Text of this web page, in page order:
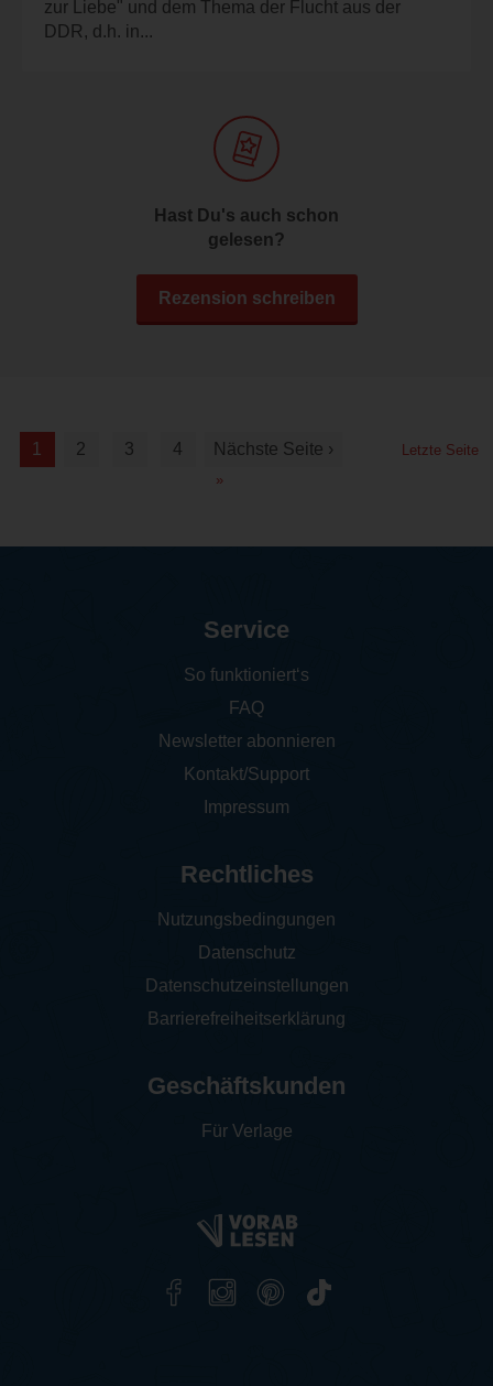
zur Liebe" und dem Thema der Flucht aus der
DDR, d.h. in...
Hast Du's auch schon
gelesen?
Rezension schreiben
1 2 3 4 Nächste Seite ›
Letzte Seite
»
Service
So funktioniert‘s
FAQ
Newsletter abonnieren
Kontakt/Support
Impressum
Rechtliches
Nutzungsbedingungen
Datenschutz
Datenschutzeinstellungen
Barrierefreiheitserklärung
Geschäftskunden
Für Verlage